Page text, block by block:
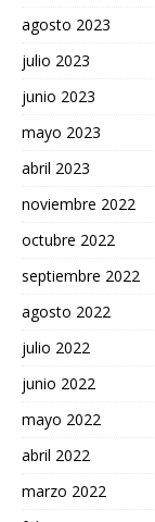
agosto 2023
julio 2023
junio 2023
mayo 2023
abril 2023
noviembre 2022
octubre 2022
septiembre 2022
agosto 2022
julio 2022
junio 2022
mayo 2022
abril 2022
marzo 2022